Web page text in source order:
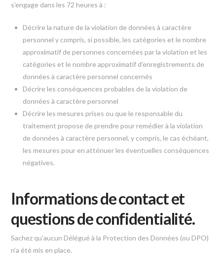
s’engage dans les 72 heures à :
Décrire la nature de la violation de données à caractère
personnel y compris, si possible, les catégories et le nombre
approximatif de personnes concernées par la violation et les
catégories et le nombre approximatif d'enregistrements de
données à caractère personnel concernés
Décrire les conséquences probables de la violation de
données à caractère personnel
Décrire les mesures prises ou que le responsable du
traitement propose de prendre pour remédier à la violation
de données à caractère personnel, y compris, le cas échéant,
les mesures pour en atténuer les éventuelles conséquences
négatives.
Informations de contact et
questions de confidentialité.
Sachez qu’aucun Délégué à la Protection des Données (ou DPO)
n’a été mis en place.